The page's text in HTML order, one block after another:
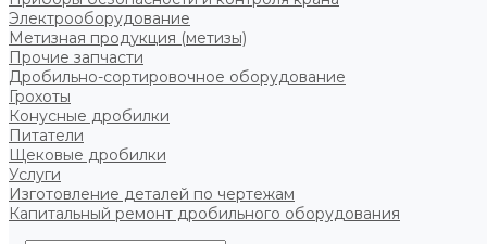
Электрооборудование
Метизная продукция (метизы)
Прочие запчасти
Дробильно-сортировочное оборудование
Грохоты
Конусные дробилки
Питатели
Щековые дробилки
Услуги
Изготовление деталей по чертежам
Капитальный ремонт дробильного оборудования